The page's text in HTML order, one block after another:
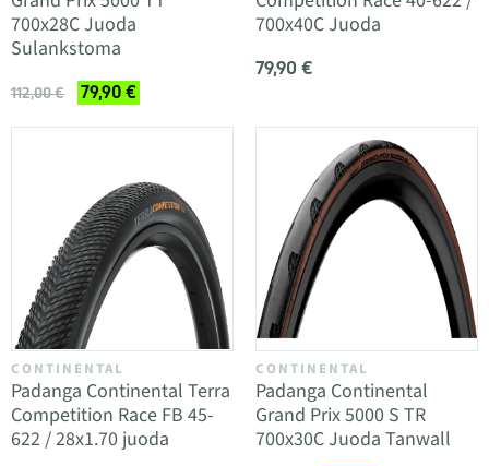
700x28C Juoda
Sulankstoma
112,00 € 79,90 €
700x40C Juoda
79,90 €
CONTINENTAL
Padanga Continental Terra
Competition Race FB 45-
622 / 28x1.70 juoda
CONTINENTAL
Padanga Continental
Grand Prix 5000 S TR
700x30C Juoda Tanwall